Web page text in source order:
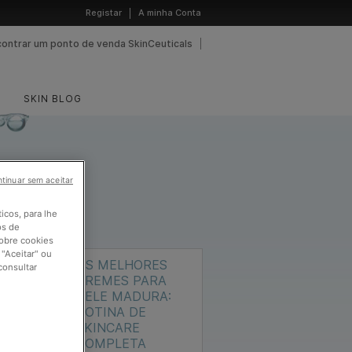
Registar A minha Conta
um ponto de venda SkinCeuticals
SKIN BLOG
OS MELHORES
CREMES PARA
PELE MADURA:
ROTINA DE
SKINCARE
COMPLETA
para lhe
de
cookies
ou
sem aceitar